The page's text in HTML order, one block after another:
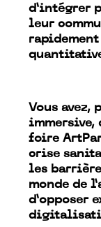
d’intégrer
leur
Vous avez,
foire
crise
les
monde de
d’opposer